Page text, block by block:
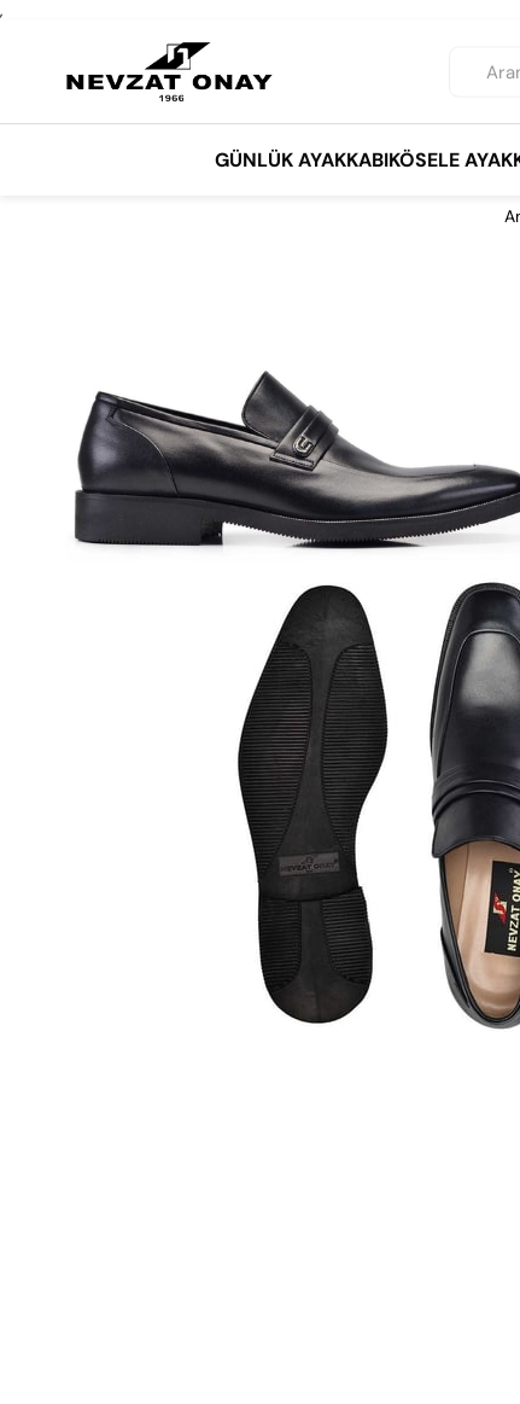
,
GÜNLÜK AYAKKABIKÖSELE